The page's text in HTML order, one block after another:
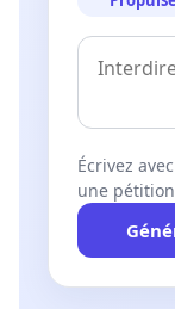
Écrivez
une